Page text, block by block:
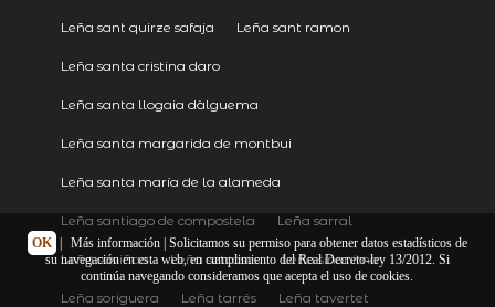
Leña sant quirze safaja Leña sant ramon
Leña santa cristina daro
Leña santa llogaia dàlguema
Leña santa margarida de montbui
Leña santa maría de la alameda
Leña santiago de compostela Leña sarral
Leña saviñao Leña setcases Leña sinonimo
Leña soriguera Leña tarrés Leña tavertet
OK Más información| Solicitamos su permiso para obtener datos estadísticos de
su navegación en esta web, en cumplimiento del Real Decreto-ley 13/2012. Si
continúa navegando consideramos que acepta el uso de cookies.